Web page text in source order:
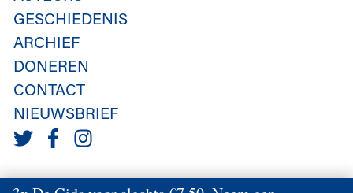
GESCHIEDENIS
ARCHIEF
DONEREN
CONTACT
NIEUWSBRIEF